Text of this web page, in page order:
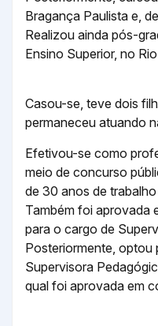
Bragança Paulista e,
Realizou ainda pós-
Ensino Superior, no
Casou-se, teve dois
permaneceu atuando
Efetivou-se como
meio de concurso
de 30 anos de trabalho
Também foi aprovada
para o cargo de
Posteriormente, optou
Supervisora
qual foi aprovada em